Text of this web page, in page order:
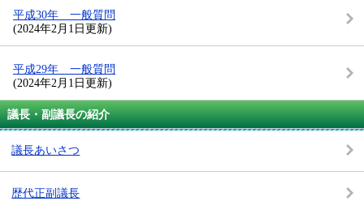
平成30年 一般質問
(2024年2月1日更新)
平成29年 一般質問
(2024年2月1日更新)
議長・副議長の紹介
議長あいさつ
歴代正副議長